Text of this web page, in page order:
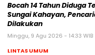
Bocah 14 Tahun Diduga
Sungai Kahayan,
Dilakukan
Minggu, 9 Agu 2026 - 14:33 WIB
LINTAS UMUM